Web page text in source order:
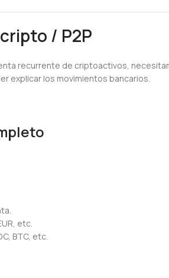
/ P2P
recurrente de criptoactivos,
explicar los movimientos bancarios.
etc.
BTC, etc.